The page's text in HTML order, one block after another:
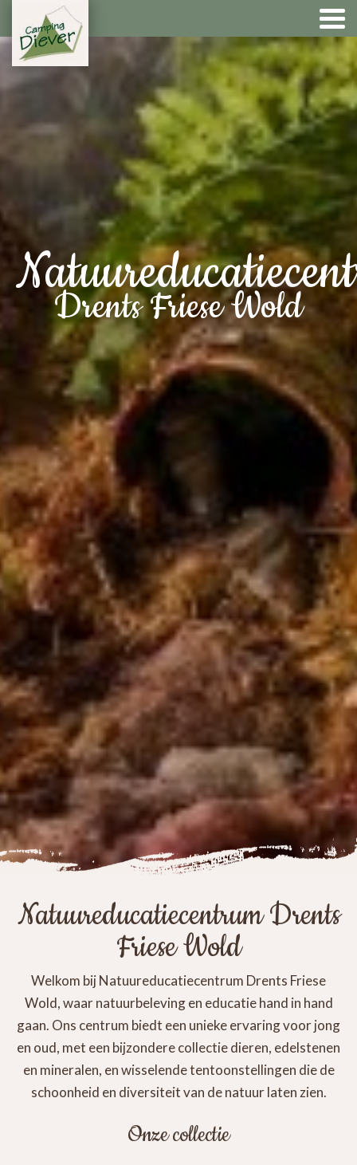
Drents Friese Wold
Natuureducatiecentrum Drents
Friese Wold
Welkom bij Natuureducatiecentrum Drents Friese
Wold, waar natuurbeleving en educatie hand in hand
gaan. Ons centrum biedt een unieke ervaring voor jong
en oud, met een bijzondere collectie dieren, edelstenen
en mineralen, en wisselende tentoonstellingen die de
schoonheid en diversiteit van de natuur laten zien.
Onze collectie